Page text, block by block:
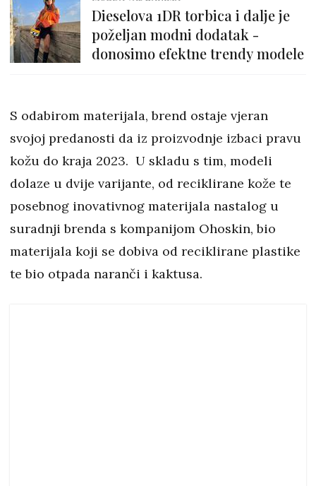
Dieselova 1DR torbica i dalje je
poželjan modni dodatak -
donosimo efektne trendy modele
S odabirom materijala, brend ostaje vjeran
svojoj predanosti da iz proizvodnje izbaci pravu
kožu do kraja 2023. U skladu s tim, modeli
dolaze u dvije varijante, od reciklirane kože te
posebnog inovativnog materijala nastalog u
suradnji brenda s kompanijom Ohoskin, bio
materijala koji se dobiva od reciklirane plastike
te bio otpada naranči i kaktusa.